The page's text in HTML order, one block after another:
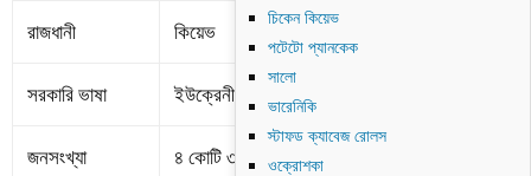
রাজধানী কিয়েভ
সরকারি ভাষা ইউক্রেনীয়
জনসংখ্যা ৪ কোটি ৩৬ লক্ষ
চিকেন কিয়েভ
পটেটো প্যানকেক
সালো
ভারেনিকি
স্টাফড ক্যাবেজ রোলস
ওক্রোশকা